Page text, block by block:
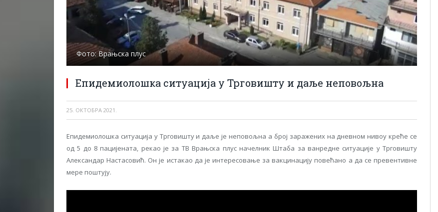
Фото: Врањска плус
Епидемиолошка ситуација у Трговишту и даље неповољна
25. ОКТОБРА 2021.
Епидемиолошка ситуација у Трговишту и даље је неповољна а број заражених на дневном нивоу креће се
од 5 до 8 пацијената, рекао је за ТВ Врањскa плус начелник Штаба за ванредне ситуације у Трговишту
Александар Настасовић. Он је истакао да је интересовање за вакцинацију повећано а да се превентивне
мере поштују.